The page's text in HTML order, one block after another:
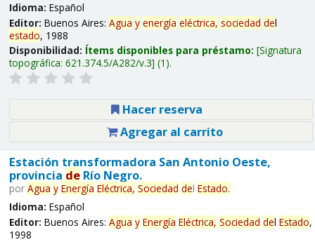
Idioma: Español
Editor: Buenos Aires: Agua y energía eléctrica, sociedad del
estado, 1988
Disponibilidad: Ítems disponibles para préstamo: Signatura
topográfica: 621.374.5/A282/v.3 (1).
Hacer reserva
Agregar al carrito
Estación transformadora San Antonio Oeste,
provincia deRío Negro.
por Agua y Energía Eléctrica, Sociedad del Estado.
Idioma: Español
Editor: Buenos Aires: Agua y Energía Eléctrica, Sociedad del Estado,
1998